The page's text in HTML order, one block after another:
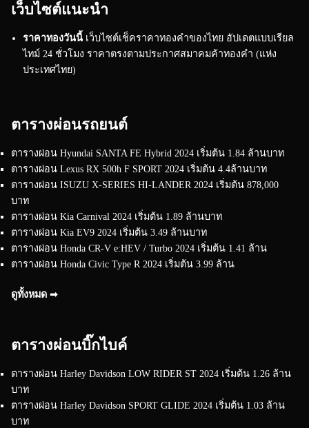
เว็บไซต์แนะนำ
ราคาทองวันนี้ เว็บไซต์เช็คราคาทองคำของไทย อัปเดตแบบเรียล
ไทม์ 24 ชั่วโมง ราคาตรงตามประกาศสมาคมค้าทองคำ (แห่ง
ประเทศไทย)
ตารางผ่อนรถยนต์
ตารางผ่อน Hyundai SANTA FE Hybrid 2024 เริ่มต้น 1.84 ล้านบาท
ตารางผ่อน Lexus RX 500h F SPORT 2024 เริ่มต้น 4.4ล้านบาท
ตารางผ่อน ISUZU X-SERIES HI-LANDER 2024 เริ่มต้น 878,000
บาท
ตารางผ่อน Kia Carnival 2024 เริ่มต้น 1.89 ล้านบาท
ตารางผ่อน Kia EV9 2024 เริ่มต้น 3.49 ล้านบาท
ตารางผ่อน Honda CR-V e:HEV / Turbo 2024 เริ่มต้น 1.41 ล้าน
ตารางผ่อน Honda Civic Type R 2024 เริ่มต้น 3.99 ล้าน
ดูทั้งหมด ➟
ตารางผ่อนบิ๊กไบค์
ตารางผ่อน Harley Davidson LOW RIDER ST 2024 เริ่มต้น 1.26 ล้าน
บาท
ตารางผ่อน Harley Davidson SPORT GLIDE 2024 เริ่มต้น 1.03 ล้าน
บาท